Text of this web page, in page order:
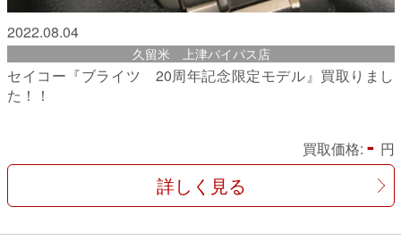
2022.08.04
久留米 上津バイパス店
セイコー『ブライツ 20周年記念限定モデル』買取りまし
た！！
買取価格: - 円
詳しく見る